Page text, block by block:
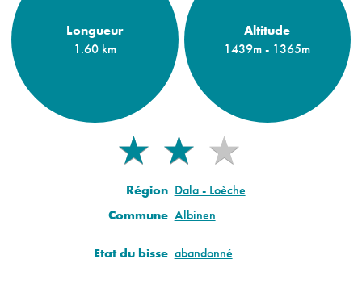
Longueur
1.60 km
Altitude
1439m - 1365m
★ ★
★ ★ ★
Région Dala - Loèche
Commune Albinen
Etat du bisse abandonné